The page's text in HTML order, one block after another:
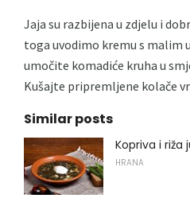
Jaja su razbijena u zdjelu i
toga uvodimo kremu s malim
umočite komadiće kruha u
Kušajte pripremljene kolače
Similar posts
Kopriva i riža
HRANA